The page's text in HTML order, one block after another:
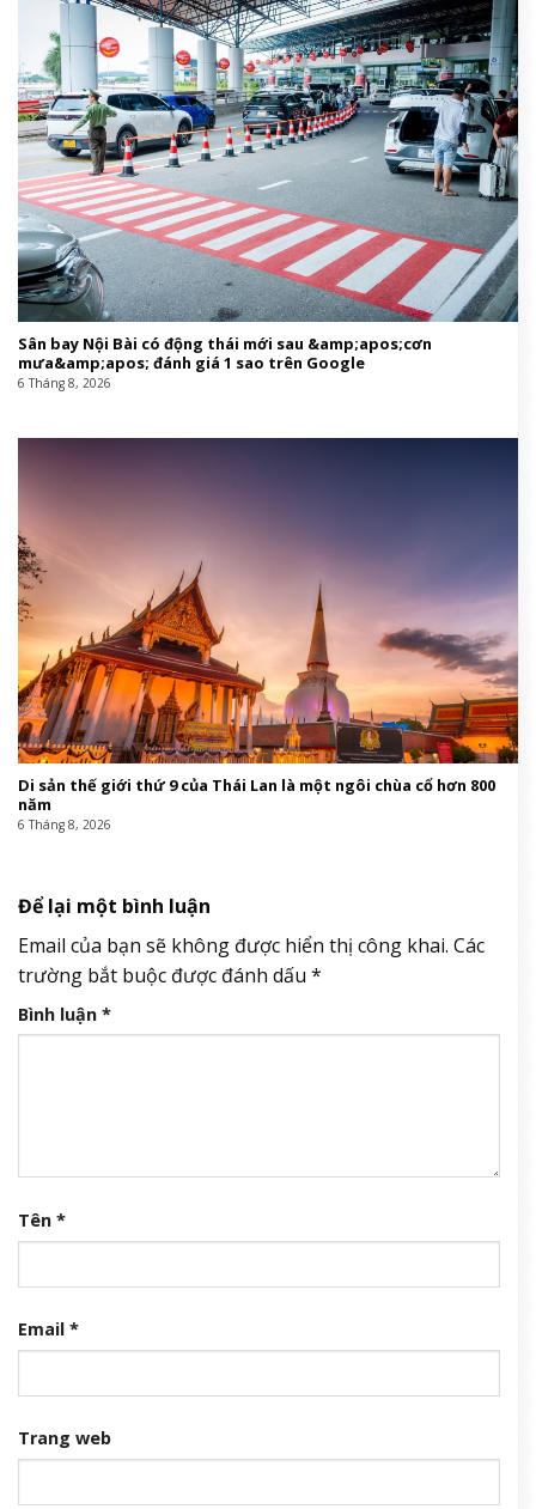
Sân bay Nội Bài có động thái mới sau &amp;apos;cơn
mưa&amp;apos; đánh giá 1 sao trên Google
6 Tháng 8, 2026
Di sản thế giới thứ 9 của Thái Lan là một ngôi chùa cổ hơn 800
năm
6 Tháng 8, 2026
Để lại một bình luận
Email của bạn sẽ không được hiển thị công khai. Các
trường bắt buộc được đánh dấu *
Bình luận *
Tên *
Email *
Trang web